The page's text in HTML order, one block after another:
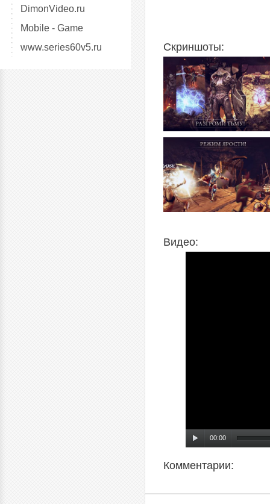
DimonVideo.ru
Mobile - Game
www.series60v5.ru
Скриншоты:
Видео:
00:00
Комментарии: